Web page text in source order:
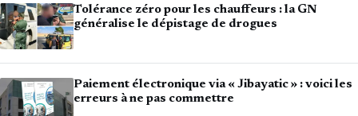
Tolérance zéro pour les chauffeurs : la GN
généralise le dépistage de drogues
Paiement électronique via « Jibayatic » : voici les
erreurs à ne pas commettre